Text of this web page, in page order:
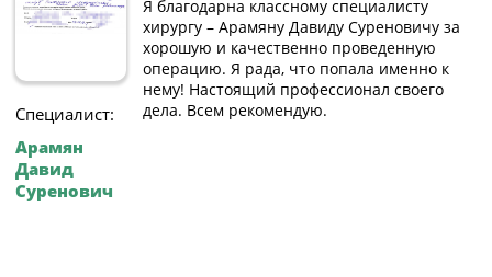
Специалист:
Арамян
Давид
Суренович
Я благодарна классному специалисту
хирургу – Арамяну Давиду Суреновичу за
хорошую и качественно проведенную
операцию. Я рада, что попала именно к
нему! Настоящий профессионал своего
дела. Всем рекомендую.